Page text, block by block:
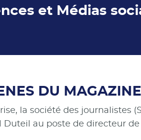
et Médias
DU
la société des journalistes
au poste de directeur